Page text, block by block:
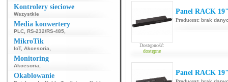
Kontrolery sieciowe
Wszystkie
Media konwertery
PLC RS-232/RS-485
MikroTik
IoT, Akcesoria
Monitoring
Akcesoria
Okablowanie
Dostępność:
dostępne
Panel RACK
Producent: brak
Panel RACK